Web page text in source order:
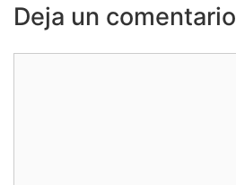
Deja un comentario